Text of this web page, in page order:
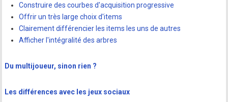
Construire des courbes d'acquisition progressive
Offrir un très large choix d'items
Clairement différencier les items les uns de autres
Afficher l'intégralité des arbres
Du multijoueur, sinon rien ?
Les différences avec les jeux sociaux